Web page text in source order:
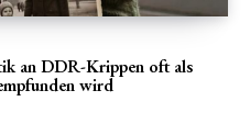
an DDR-Krippen oft als
wird